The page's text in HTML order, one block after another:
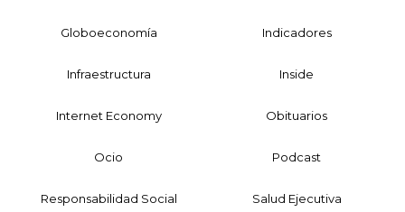
Globoeconomía Indicadores
Infraestructura Inside
Internet Economy Obituarios
Ocio Podcast
Responsabilidad Social Salud Ejecutiva